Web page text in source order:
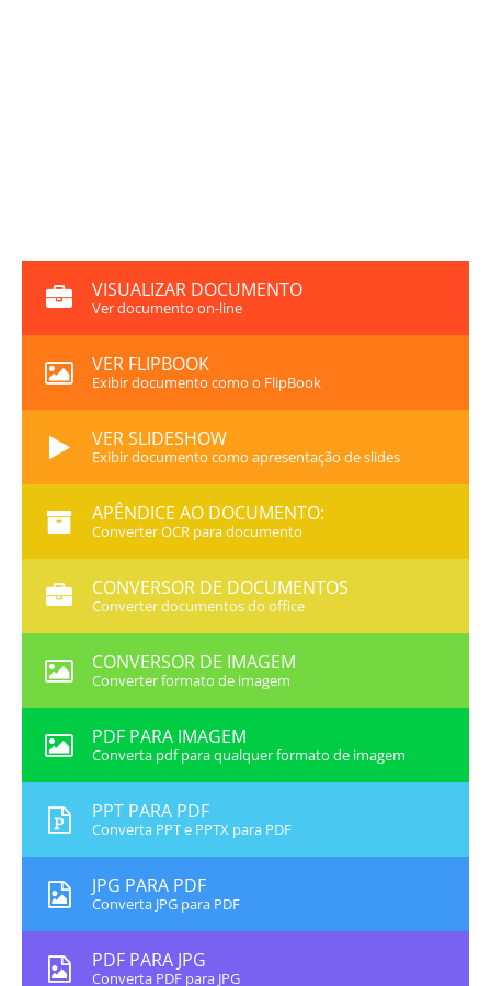
VISUALIZAR DOCUMENTO
Ver documento on-line
VER FLIPBOOK
Exibir documento como o FlipBook
VER SLIDESHOW
Exibir documento como apresentação de slides
APÊNDICE AO DOCUMENTO:
Converter OCR para documento
CONVERSOR DE DOCUMENTOS
Converter documentos do office
CONVERSOR DE IMAGEM
Converter formato de imagem
PDF PARA IMAGEM
Converta pdf para qualquer formato de imagem
PPT PARA PDF
Converta PPT e PPTX para PDF
JPG PARA PDF
Converta JPG para PDF
PDF PARA JPG
Converta PDF para JPG